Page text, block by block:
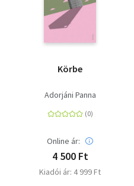
Körbe
Adorjáni Panna
Online ár:
4 500 Ft
Kiadói ár: 4 999 Ft